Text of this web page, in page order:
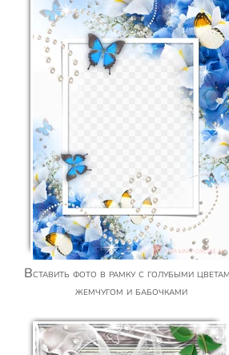
Вставить фото в рамку с голубыми цветами,
жемчугом и бабочками